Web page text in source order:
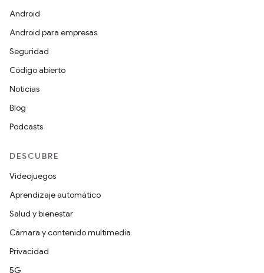
Android
Android para empresas
Seguridad
Código abierto
Noticias
Blog
Podcasts
DESCUBRE
Videojuegos
Aprendizaje automático
Salud y bienestar
Cámara y contenido multimedia
Privacidad
5G